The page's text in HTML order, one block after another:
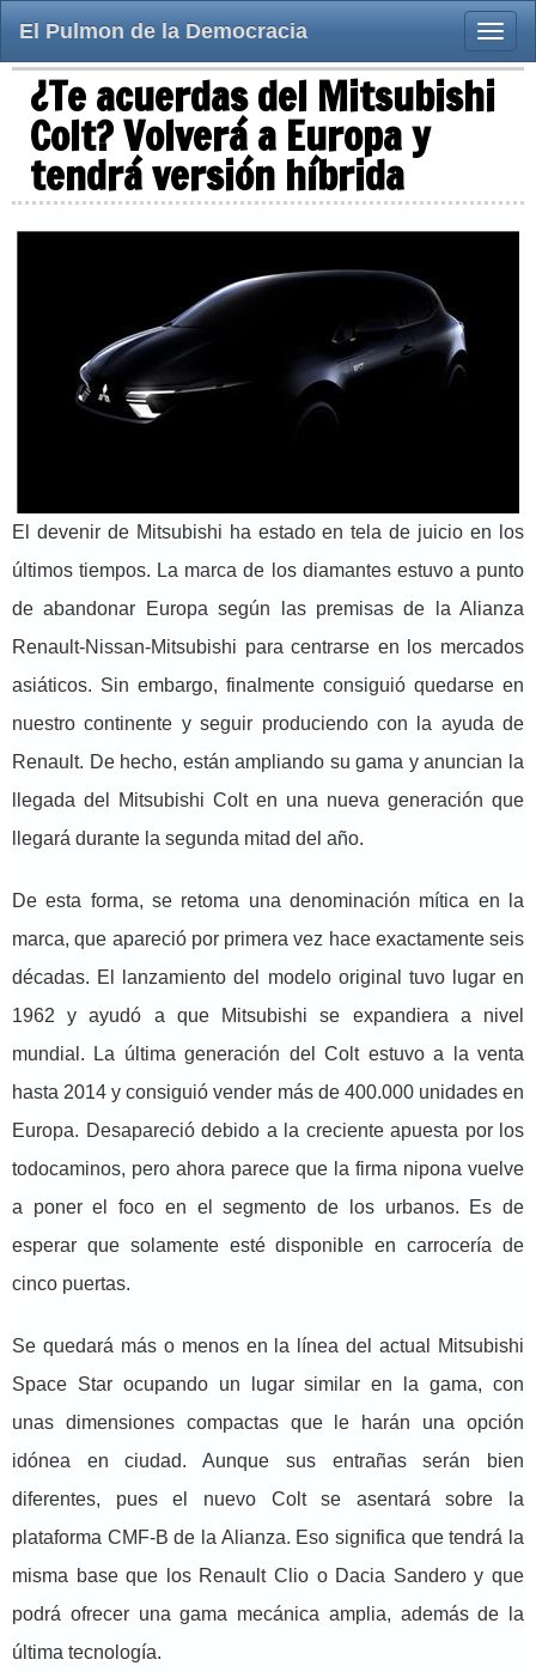
Toggle
El Pulmon de la Democracia
¿Te acuerdas del Mitsubishi
Colt? Volverá a Europa y
tendrá versión híbrida
El devenir de Mitsubishi ha estado en tela de juicio en los
últimos tiempos. La marca de los diamantes estuvo a punto
de abandonar Europa según las premisas de la Alianza
Renault-Nissan-Mitsubishi para centrarse en los mercados
asiáticos. Sin embargo, finalmente consiguió quedarse en
nuestro continente y seguir produciendo con la ayuda de
Renault. De hecho, están ampliando su gama y anuncian la
llegada del Mitsubishi Colt en una nueva generación que
llegará durante la segunda mitad del año.
De esta forma, se retoma una denominación mítica en la
marca, que apareció por primera vez hace exactamente seis
décadas. El lanzamiento del modelo original tuvo lugar en
1962 y ayudó a que Mitsubishi se expandiera a nivel
mundial. La última generación del Colt estuvo a la venta
hasta 2014 y consiguió vender más de 400.000 unidades en
Europa. Desapareció debido a la creciente apuesta por los
todocaminos, pero ahora parece que la firma nipona vuelve
a poner el foco en el segmento de los urbanos. Es de
esperar que solamente esté disponible en carrocería de
cinco puertas.
Se quedará más o menos en la línea del actual Mitsubishi
Space Star ocupando un lugar similar en la gama, con
unas dimensiones compactas que le harán una opción
idónea en ciudad. Aunque sus entrañas serán bien
diferentes, pues el nuevo Colt se asentará sobre la
plataforma CMF-B de la Alianza. Eso significa que tendrá la
misma base que los Renault Clio o Dacia Sandero y que
podrá ofrecer una gama mecánica amplia, además de la
última tecnología.